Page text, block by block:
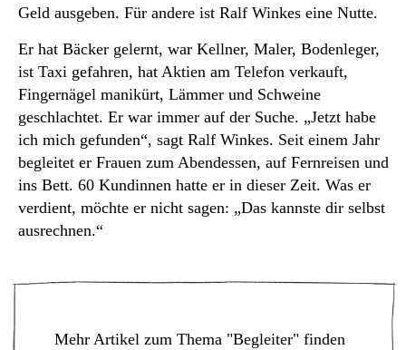
Geld ausgeben. Für andere ist Ralf Winkes eine Nutte.
Er hat Bäcker gelernt, war Kellner, Maler, Bodenleger,
ist Taxi gefahren, hat Aktien am Telefon verkauft,
Fingernägel manikürt, Lämmer und Schweine
geschlachtet. Er war immer auf der Suche. „Jetzt habe
ich mich gefunden“, sagt Ralf Winkes. Seit einem Jahr
begleitet er Frauen zum Abendessen, auf Fernreisen und
ins Bett. 60 Kundinnen hatte er in dieser Zeit. Was er
verdient, möchte er nicht sagen: „Das kannste dir selbst
ausrechnen.“
Mehr Artikel zum Thema "Begleiter" finden